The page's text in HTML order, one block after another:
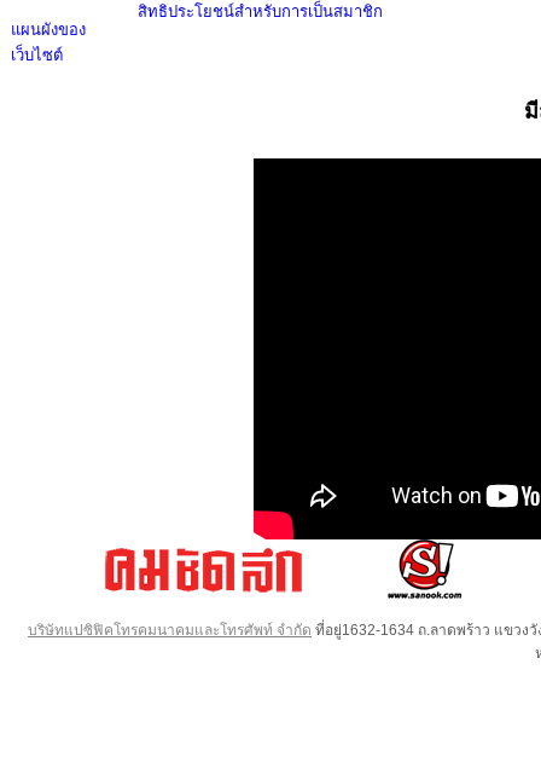
แผนผังของ
เว็บไซต์
สิทธิประโยชน์สำหรับการเป็นสมาชิก
บริษัทแปซิฟิคโทรคมนาคมและโทรศัพท์ จำกัด ที่อยู่1632-1634 ถ.ลาดพร้าว แขวง